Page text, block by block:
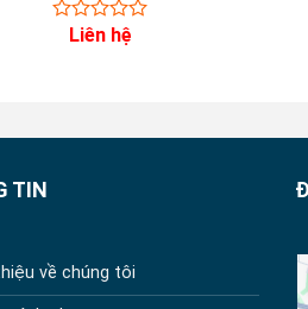
Liên hệ
TIN
về chúng tôi